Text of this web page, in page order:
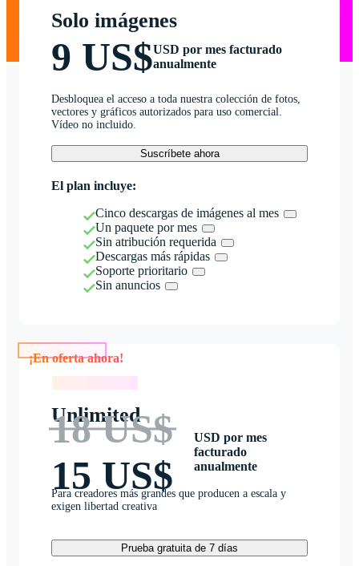
Solo imágenes
9 US$USD por mes facturado
anualmente
Desbloquea el acceso a toda nuestra colección de fotos,
vectores y gráficos autorizados para uso comercial.
Vídeo no incluido.
Suscríbete ahora
El plan incluye:
Cinco descargas de imágenes al mes
Un paquete por mes
Sin atribución requerida
Descargas más rápidas
Soporte prioritario
Sin anuncios
Unlimited
18 US$
15 US$
USD por mes
facturado
anualmente
Para creadores más grandes que producen a escala y
exigen libertad creativa
Prueba gratuita de 7 días